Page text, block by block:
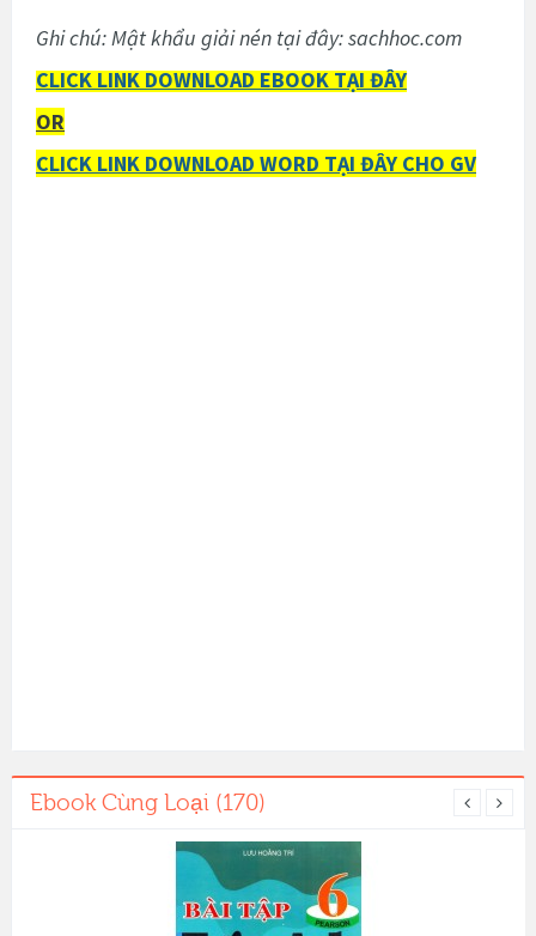
Ghi chú: Mật khẩu giải nén tại đây: sachhoc.com
CLICK LINK DOWNLOAD EBOOK TẠI ĐÂY
OR
CLICK LINK DOWNLOAD WORD TẠI ĐÂY CHO GV
Ebook Cùng Loại (170)